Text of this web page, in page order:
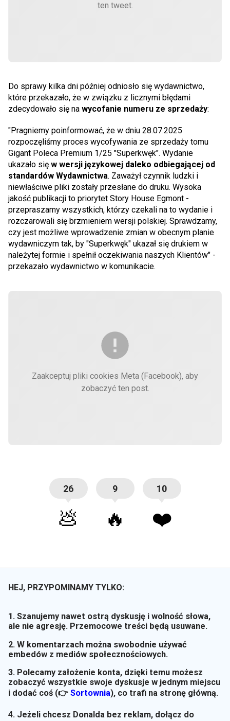
ten tweet.
Do sprawy kilka dni później odniosło się wydawnictwo,
które przekazało, że w związku z licznymi błędami
zdecydowało się na wycofanie numeru ze sprzedaży:
"Pragniemy poinformować, że w dniu 28.07.2025
rozpoczęliśmy proces wycofywania ze sprzedaży tomu
Gigant Poleca Premium 1/25 "Superkwęk". Wydanie
ukazało się w wersji językowej daleko odbiegającej od
standardów Wydawnictwa. Zaważył czynnik ludzki i
niewłaściwe pliki zostały przesłane do druku. Wysoka
jakość publikacji to priorytet Story House Egmont -
przepraszamy wszystkich, którzy czekali na to wydanie i
rozczarowali się brzmieniem wersji polskiej. Sprawdzamy,
czy jest możliwe wprowadzenie zmian w obecnym planie
wydawniczym tak, by "Superkwęk" ukazał się drukiem w
należytej formie i spełnił oczekiwania naszych Klientów" -
przekazało wydawnictwo w komunikacie.
Zaakceptuj pliki cookies Meta (Facebook), aby
zobaczyć ten post.
26
💩
9
🔥
10
❤️
HEJ, PRZYPOMINAMY TYLKO:
1. Szanujemy nawet ostrą dyskusję i wolność słowa,
ale nie agresję. Przemocowe treści będą usuwane.
2. W komentarzach można swobodnie używać
embedów z mediów społecznościowych.
3. Polecamy założenie konta, dzięki temu możesz
zobaczyć wszystkie swoje dyskusje w jednym miejscu
i dodać coś (👉 Sortownia), co trafi na stronę główną.
4. Jeżeli chcesz Donalda bez reklam, dołącz do